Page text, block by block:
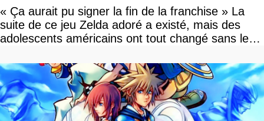
« Ça aurait pu signer la fin de la franchise » La
suite de ce jeu Zelda adoré a existé, mais des
adolescents américains ont tout changé sans le